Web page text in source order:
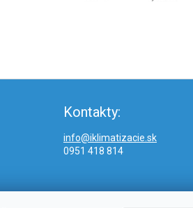
Kontakty:
info@iklimatizacie.sk
0951 418 814